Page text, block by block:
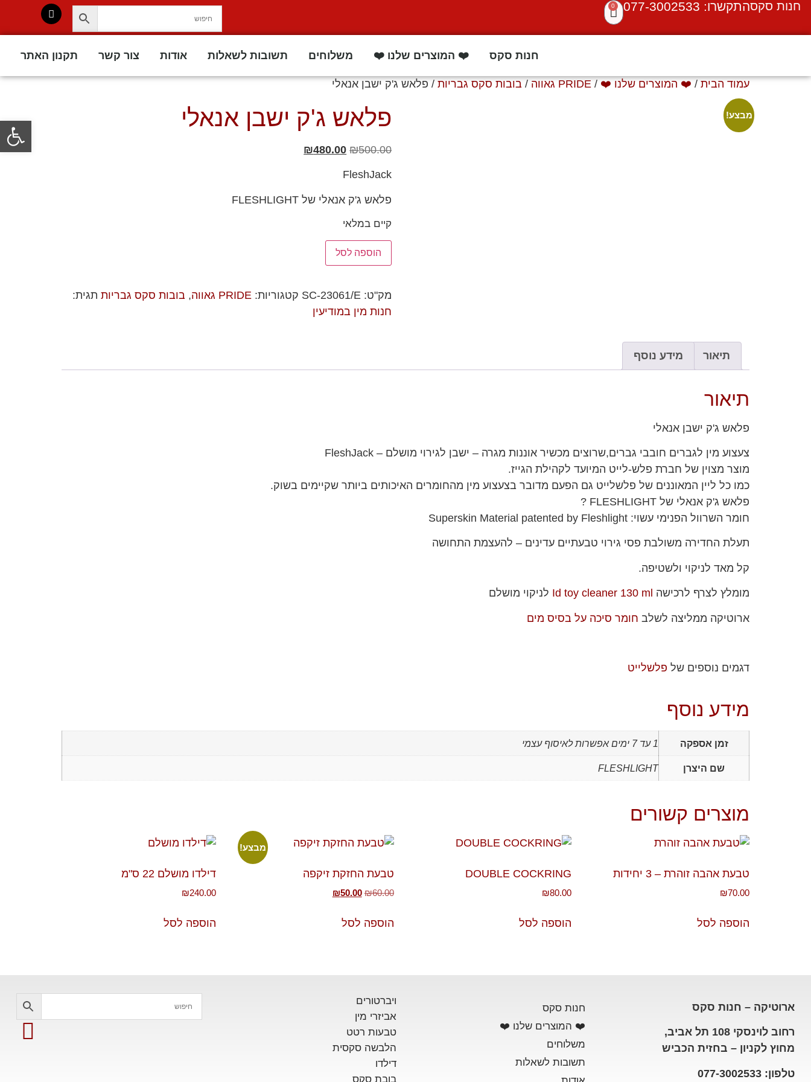
חנות סקסהתקשרו: 077-3002533 0
חנות סקס ❤️ המוצרים שלנו ❤️ משלוחים תשובות לשאלות אודות צור קשר תקנון האתר
עמוד הבית / ❤️ המוצרים שלנו ❤️ / PRIDE גאווה / בובות סקס גבריות / פלאש ג'ק ישבן אנאלי
מבצע! פלאש ג'ק ישבן אנאלי
₪500.00
₪480.00
FleshJack
פלאש ג'ק אנאלי של FLESHLIGHT
קיים במלאי
הוספה לסל
מק"ט: SC-23061/E קטגוריות: PRIDE גאווה , בובות סקס גבריות תגית:
חנות מין במודיעין
תיאור מידע נוסף
תיאור
פלאש ג'ק ישבן אנאלי
צעצוע מין לגברים חובבי גברים,שרוצים מכשיר אוננות מגרה – ישבן לגירוי מושלם – FleshJack
מוצר מצוין של חברת פלש-לייט המיועד לקהילת הגייז.
כמו כל ליין המאוננים של פלשלייט גם הפעם מדובר בצעצוע מין מהחומרים האיכותים ביותר שקיימים בשוק.
פלאש ג'ק אנאלי של FLESHLIGHT ?
חומר השרוול הפנימי עשוי: Superskin Material patented by Fleshlight
תעלת החדירה משולבת פסי גירוי טבעתיים עדינים – להעצמת התחושה
קל מאד לניקוי ולשטיפה.
מומלץ לצרף לרכישה Id toy cleaner 130 ml לניקוי מושלם
ארוטיקה ממליצה לשלב חומר סיכה על בסיס מים
דגמים נוספים של פלשלייט
מידע נוסף
זמן אספקה 1 עד 7 ימים אפשרות לאיסוף עצמי
שם היצרן FLESHLIGHT
מוצרים קשורים
טבעת אהבה זוהרת – 3 יחידות
₪70.00
הוספה לסל
DOUBLE COCKRING
₪80.00
הוספה לסל
מבצע!
טבעת החזקת זיקפה
₪60.00
₪50.00
הוספה לסל
דילדו מושלם 22 ס"מ
₪240.00
הוספה לסל
ארוטיקה – חנות סקס
רחוב לוינסקי 108 תל אביב,
מחוץ לקניון – בחזית הכביש
טלפון: 077-3002533
חנות סקס
❤️ המוצרים שלנו ❤️
משלוחים
תשובות לשאלות
ויברטורים
אביזרי מין
טבעות רטט
הלבשה סקסית
דילדו
בובת סקס
פתח